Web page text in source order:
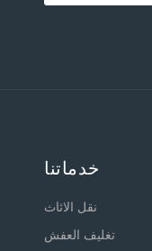
خدماتنا
نقل الاثاث
تغليف العفش